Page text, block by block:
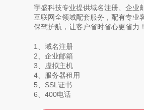
宇盛科技专业提供域名注册、企业
互联网全领域配套服务，配有专业
保驾护航，让客户省时省心更省力！
1、域名注册
2、企业邮箱
3、虚拟主机
4、服务器租用
5、SSL证书
6、400电话